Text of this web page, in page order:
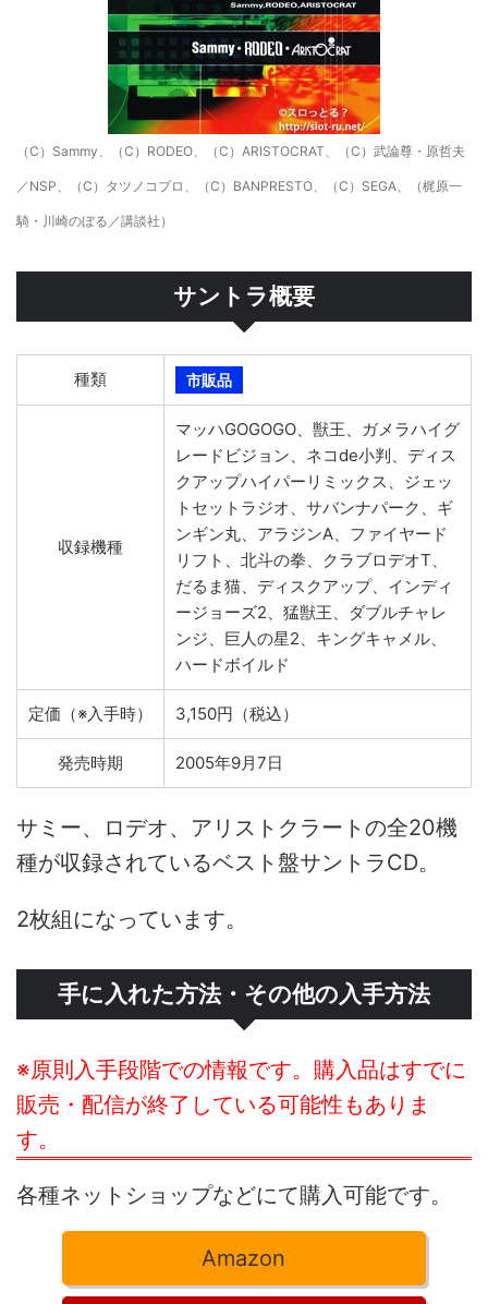
（C）Sammy、（C）RODEO、（C）ARISTOCRAT、（C）武論尊・原哲夫
／NSP、（C）タツノコプロ、（C）BANPRESTO、（C）SEGA、（梶原一
騎・川崎のぼる／講談社）
サントラ概要
種類 市販品
収録機種
マッハGOGOGO、獣王、ガメラハイグ
レードビジョン、ネコde小判、ディス
クアップハイパーリミックス、ジェッ
トセットラジオ、サバンナパーク、ギ
ンギン丸、アラジンA、ファイヤード
リフト、北斗の拳、クラブロデオT、
だるま猫、ディスクアップ、インディ
ージョーズ2、猛獣王、ダブルチャレ
ンジ、巨人の星2、キングキャメル、
ハードボイルド
定価（※入手時） 3,150円（税込）
発売時期 2005年9月7日
サミー、ロデオ、アリストクラートの全20機
種が収録されているベスト盤サントラCD。
2枚組になっています。
手に入れた方法・その他の入手方法
※原則入手段階での情報です。購入品はすでに
販売・配信が終了している可能性もありま
す。
各種ネットショップなどにて購入可能です。
Amazon